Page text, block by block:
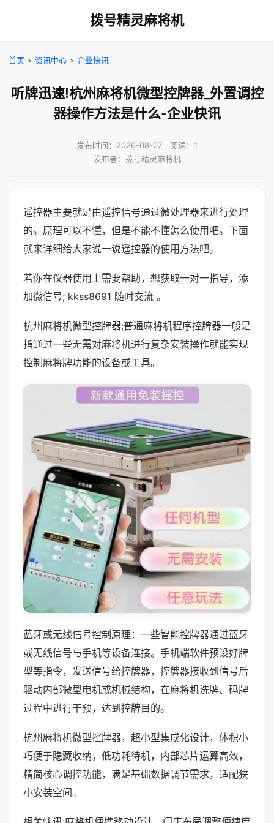
拨号精灵麻将机
首页 > 资讯中心 > 企业快讯
听牌迅速!杭州麻将机微型控牌器_外置调控
器操作方法是什么-企业快讯
发布时间：2026-08-07｜阅读：1
发布者：拨号精灵麻将机
遥控器主要就是由遥控信号通过微处理器来进行处理
的。原理可以不懂，但是不能不懂怎么使用吧。下面
就来详细给大家说一说遥控器的使用方法吧。
若你在仪器使用上需要帮助，想获取一对一指导，添
加微信号; kkss8691 随时交流 。
杭州麻将机微型控牌器;普通麻将机程序控牌器一般是
指通过一些无需对麻将机进行复杂安装操作就能实现
控制麻将牌功能的设备或工具。
蓝牙或无线信号控制原理：一些智能控牌器通过蓝牙
或无线信号与手机等设备连接。手机端软件预设好牌
型等指令，发送信号给控牌器，控牌器接收到信号后
驱动内部微型电机或机械结构，在麻将机洗牌、码牌
过程中进行干预，达到控牌目的。
杭州麻将机微型控牌器，超小型集成化设计，体积小
巧便于隐藏收纳，低功耗待机，内部芯片运算高效，
精简核心调控功能，满足基础数据调节需求，适配狭
小安装空间。